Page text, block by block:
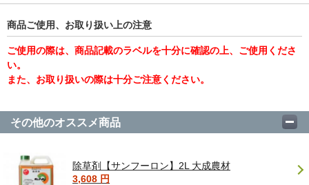
商品ご使用、お取り扱い上の注意
ご使用の際は、商品記載のラベルを十分に確認の上、ご使用くださ
い。
また、お取り扱いの際は十分ご注意ください。
その他のオススメ商品
除草剤【サンフーロン】2L 大成農材
3,608 円